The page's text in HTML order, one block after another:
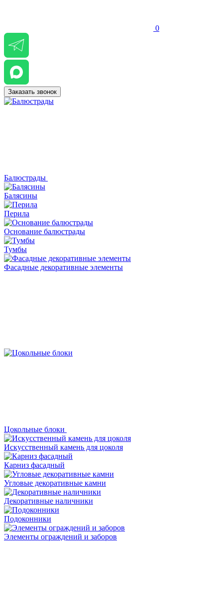
0
Заказать звонок
Балюстрады
Балясины
Перила
Основание балюстрады
Тумбы
Фасадные декоративные элементы
Цокольные блоки
Искусственный камень для цоколя
Карниз фасадный
Угловые декоративные камни
Декоративные наличники
Подоконники
Элементы ограждений и заборов